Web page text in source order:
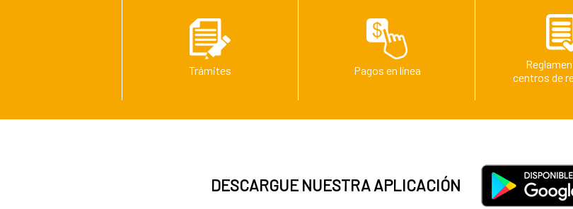
Trámites Pagos en línea
centros de
DESCARGUE NUESTRA APLICACIÓN